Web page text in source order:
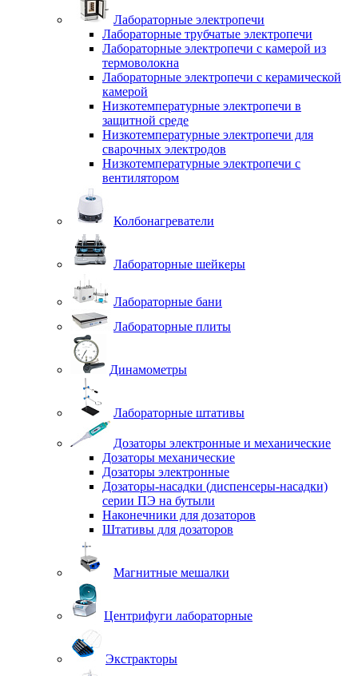
Лабораторные электропечи
Лабораторные трубчатые электропечи
Лабораторные электропечи с камерой из
термоволокна
Лабораторные электропечи с керамической
камерой
Низкотемпературные электропечи в
защитной среде
Низкотемпературные электропечи для
cварочных электродов
Низкотемпературные электропечи с
вентилятором
Колбонагреватели
Лабораторные шейкеры
Лабораторные бани
Лабораторные плиты
Динамометры
Лабораторные штативы
Дозаторы электронные и механические
Дозаторы механические
Дозаторы электронные
Дозаторы-насадки (диспенсеры-насадки)
серии ПЭ на бутыли
Наконечники для дозаторов
Штативы для дозаторов
Магнитные мешалки
Центрифуги лабораторные
Экстракторы